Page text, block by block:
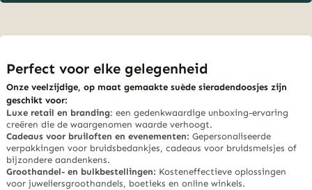
Perfect voor elke gelegenheid
Onze veelzijdige, op maat gemaakte suède sieradendoosjes zijn
geschikt voor:
Luxe retail en branding: een gedenkwaardige unboxing-ervaring
creëren die de waargenomen waarde verhoogt.
Cadeaus voor bruiloften en evenementen:Gepersonaliseerde
verpakkingen voor bruidsbedankjes, cadeaus voor bruidsmeisjes of
bijzondere aandenkens.
Groothandel- en bulkbestellingen: Kosteneffectieve oplossingen
voor juweliersgroothandels, boetieks en online winkels.